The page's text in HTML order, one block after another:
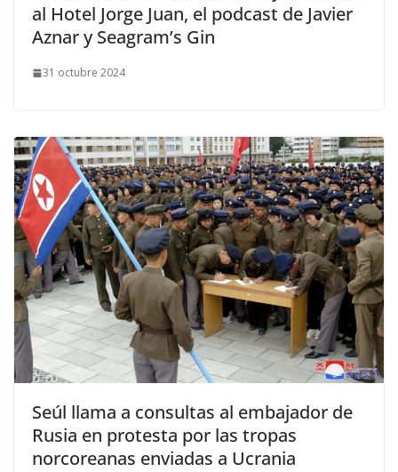
al Hotel Jorge Juan, el podcast de Javier
Aznar y Seagram’s Gin
31 octubre 2024
Seúl llama a consultas al embajador de
Rusia en protesta por las tropas
norcoreanas enviadas a Ucrania